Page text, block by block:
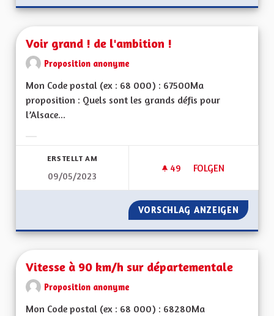
Voir grand ! de l'ambition !
Proposition anonyme
Mon Code postal (ex : 68 000) : 67500Ma
proposition : Quels sont les grands défis pour
l’Alsace...
ERSTELLT AM
09/05/2023
49 49 FOLLOWER
FOLGEN
VOIR GRAND ! DE
VORSCHLAG ANZEIGEN VOIR
Vitesse à 90 km/h sur départementale
Proposition anonyme
Mon Code postal (ex : 68 000) : 68280Ma